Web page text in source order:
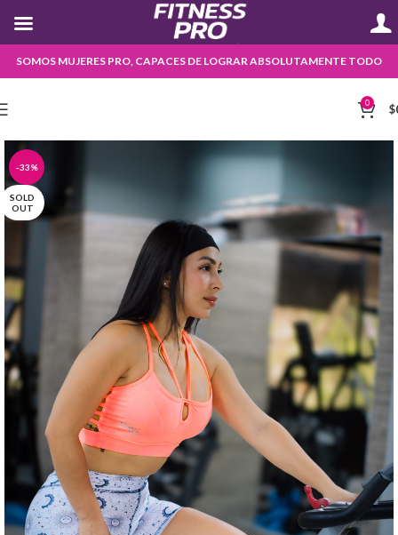
SOMOS MUJERES PRO, CAPACES DE LOGRAR ABSOLUTAMENTE TODO
0 $
-33%
SOLD
OUT